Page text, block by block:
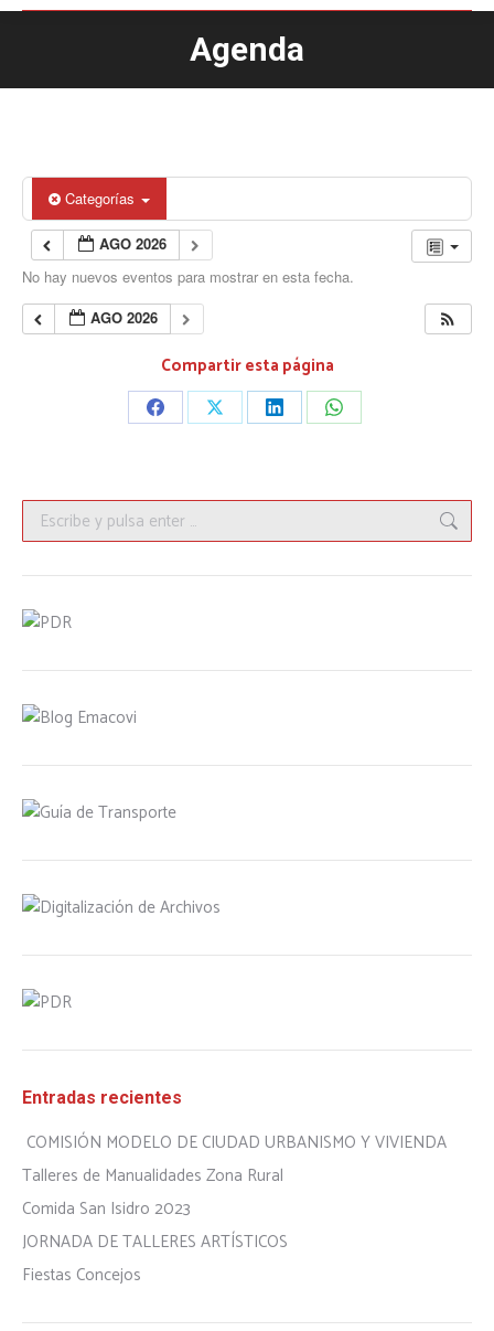
Agenda
Estás aquí:
Categorías
AGO 2026
No hay nuevos eventos para mostrar en esta fecha.
AGO 2026
Compartir esta página
Share Share Share Share
Buscar:
Entradas recientes
COMISIÓN MODELO DE CIUDAD URBANISMO Y VIVIENDA
Talleres de Manualidades Zona Rural
Comida San Isidro 2023
JORNADA DE TALLERES ARTÍSTICOS
Fiestas Concejos